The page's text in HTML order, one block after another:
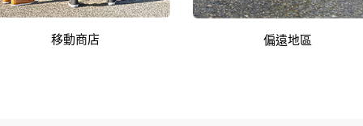
移動商店 偏遠地區